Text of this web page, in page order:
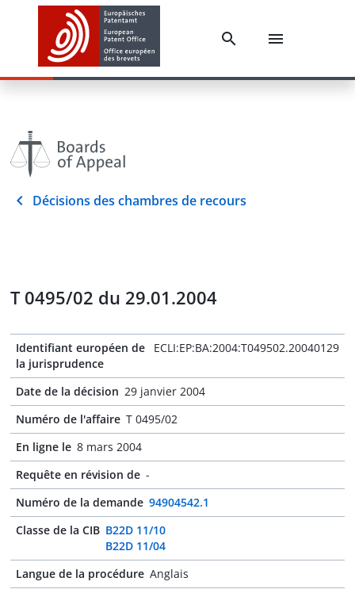
Décisions des chambres de recours
T 0495/02 du 29.01.2004
Identifiant européen de
la jurisprudence
ECLI:EP:BA:2004:T049502.20040129
Date de la décision 29 janvier 2004
Numéro de l'affaire T 0495/02
En ligne le 8 mars 2004
Requête en révision de -
Numéro de la demande 94904542.1
Classe de la CIB B22D 11/10
B22D 11/04
Langue de la procédure Anglais